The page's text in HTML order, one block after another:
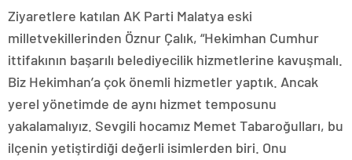
Ziyaretlere katılan AK Parti Malatya eski
milletvekillerinden Öznur Çalık, “Hekimhan Cumhur
ittifakının başarılı belediyecilik hizmetlerine kavuşmalı.
Biz Hekimhan’a çok önemli hizmetler yaptık. Ancak
yerel yönetimde de aynı hizmet temposunu
yakalamalıyız. Sevgili hocamız Memet Tabaroğulları, bu
ilçenin yetiştirdiği değerli isimlerden biri. Onu